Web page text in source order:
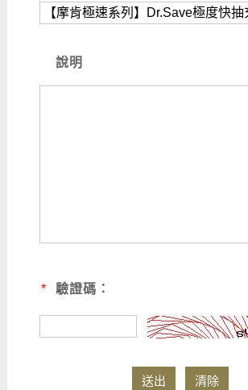
說明
* 驗證碼：